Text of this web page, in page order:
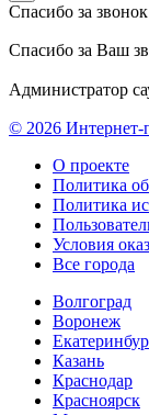
Спасибо за
Спасибо за Ваш
Администратор
© 2026 Интернет-
О проекте
Политика
Политика
Условия
Все города
Волгоград
Воронеж
Казань
Краснодар
Красноярск